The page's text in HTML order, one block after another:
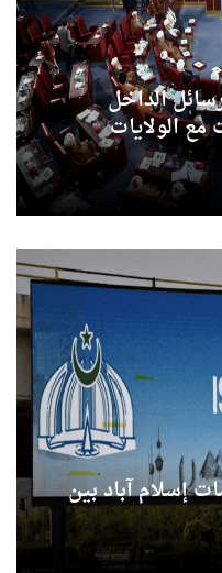
الداخل
مع الولايات
إسلام آباد بين